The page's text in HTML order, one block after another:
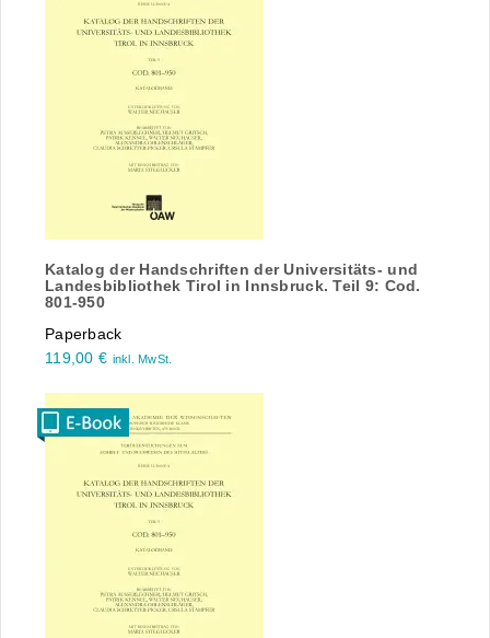
Katalog der Handschriften der Universitäts- und
Landesbibliothek Tirol in Innsbruck. Teil 9: Cod.
801-950
Paperback
119,00 € inkl. MwSt.